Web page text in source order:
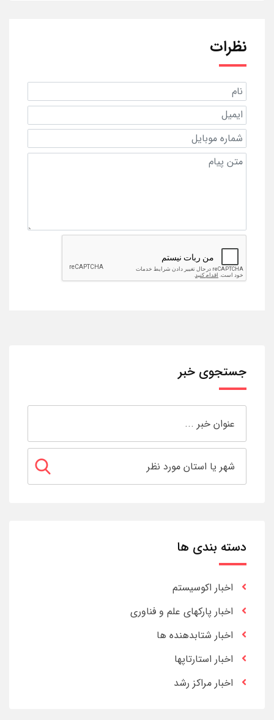
نظرات
جستجوی خبر
دسته بندی ها
اخبار اکوسیستم
اخبار پارکهای علم و فناوری
اخبار شتابدهنده ها
اخبار استارتاپها
اخبار مراکز رشد